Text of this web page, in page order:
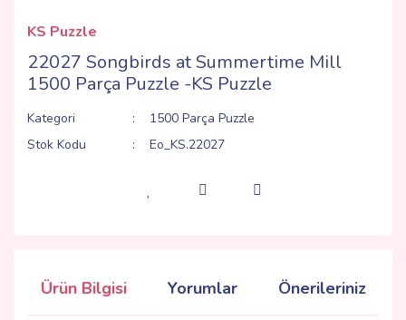
KS Puzzle
22027 Songbirds at Summertime Mill
1500 Parça Puzzle -KS Puzzle
Kategori
1500 Parça Puzzle
Stok Kodu
Eo_KS.22027
Ürün Bilgisi Yorumlar Önerileriniz